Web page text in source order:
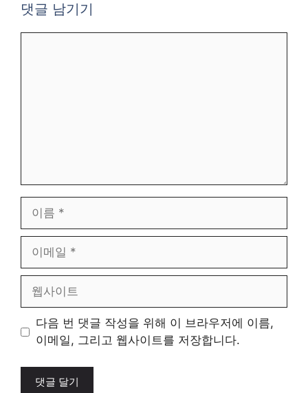
댓글 남기기
일
트
다음 번 댓글 작성을 위해 이 브라우저에 이름,
이메일, 그리고 웹사이트를 저장합니다.